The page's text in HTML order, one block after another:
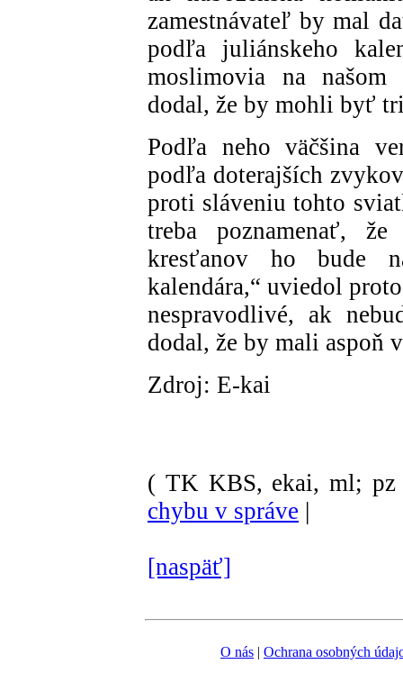
zamestnávateľ by mal
podľa juliánskeho
moslimovia na
dodal, že by mohli byť
Podľa neho väčšina
podľa doterajších
proti sláveniu tohto
treba poznamenať, že
kresťanov ho bude
kalendára,“ uviedol
nespravodlivé, ak
dodal, že by mali aspoň
Zdroj: E-kai
( TK KBS, ekai, ml; pz
chybu v správe |
[naspäť]
O nás | Ochrana osobných